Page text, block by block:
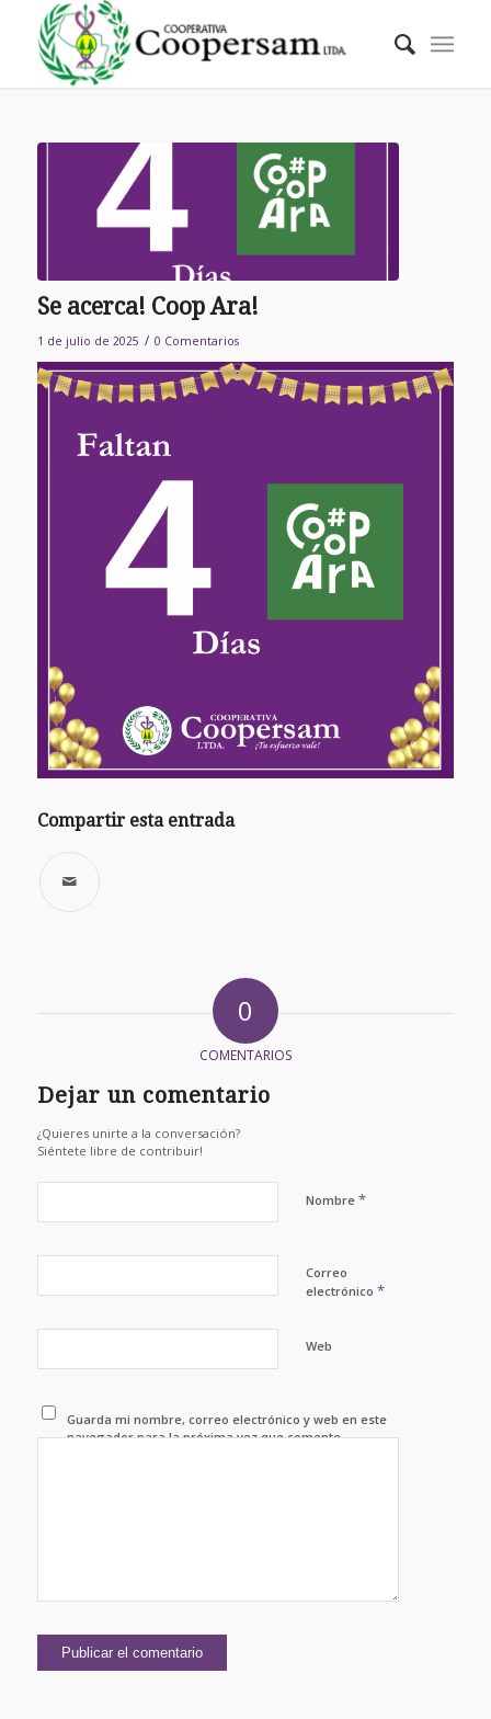
Se acerca! Coop Ara!
1 de julio de 2025 / 0 Comentarios
Compartir esta entrada
0
COMENTARIOS
Dejar un comentario
¿Quieres unirte a la conversación?
Siéntete libre de contribuir!
Nombre *
Correo
electrónico *
Web
Guarda mi nombre, correo electrónico y web en este
navegador para la próxima vez que comente.